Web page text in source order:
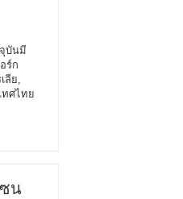
บันมี
ร์ก
ลีย,
ทศไทย
น